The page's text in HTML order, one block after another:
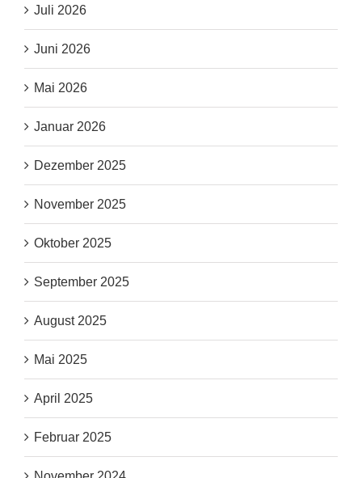
Juli 2026
Juni 2026
Mai 2026
Januar 2026
Dezember 2025
November 2025
Oktober 2025
September 2025
August 2025
Mai 2025
April 2025
Februar 2025